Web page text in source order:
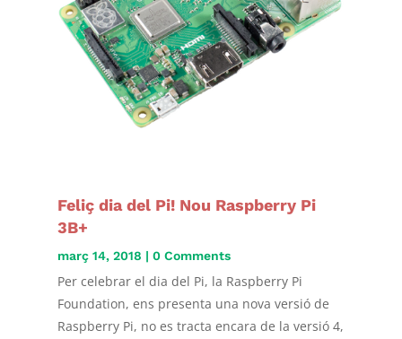
Feliç dia del Pi! Nou Raspberry Pi
3B+
març 14, 2018 | 0 Comments
Per celebrar el dia del Pi, la Raspberry Pi
Foundation, ens presenta una nova versió de
Raspberry Pi, no es tracta encara de la versió 4,